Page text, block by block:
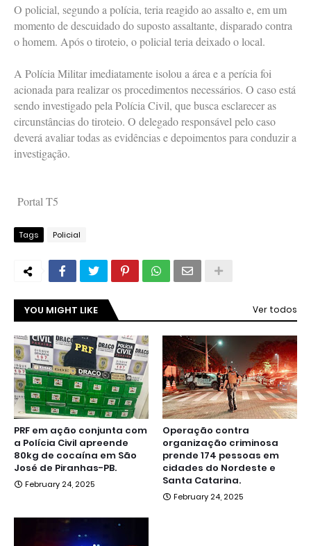
O policial, segundo a polícia, teria reagido ao assalto e, em um
momento de descuidado do suposto assaltante, disparado contra
o homem. Após o tiroteio, o policial teria deixado o local.
A Polícia Militar imediatamente isolou a área e a perícia foi
acionada para realizar os procedimentos necessários. O caso está
sendo investigado pela Polícia Civil, que busca esclarecer as
circunstâncias do tiroteio. O delegado responsável pelo caso
deverá avaliar todas as evidências e depoimentos para conduzir a
investigação.
Portal T5
Tags Policial
YOU MIGHT LIKE Ver todos
PRF em ação conjunta com
a Polícia Civil apreende
80kg de cocaína em São
José de Piranhas-PB.
February 24, 2025
Operação contra
organização criminosa
prende 174 pessoas em
cidades do Nordeste e
Santa Catarina.
February 24, 2025